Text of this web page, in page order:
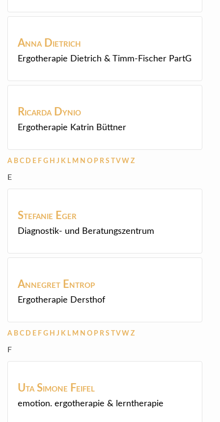
Anna Dietrich
Ergotherapie Dietrich & Timm-Fischer PartG
Ricarda Dynio
Ergotherapie Katrin Büttner
A B C D E F G H J K L M N O P R S V W Z
E
Stefanie Eger
Diagnostik- und Beratungszentrum
Annegret Entrop
Ergotherapie Dersthof
A B C D E F G H J K L M N O P R S V W Z
F
Uta Simone Feifel
emotion. ergotherapie & lerntherapie